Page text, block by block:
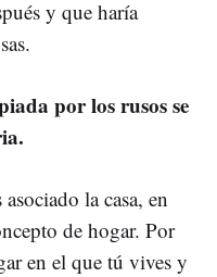
y que haría
por los rusos se
la casa, en
de hogar. Por
en el que tú vives y